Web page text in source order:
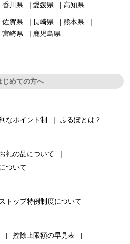
香川県 愛媛県 高知県
佐賀県 長崎県
熊本県
宮崎県 鹿児島県
じめての方へ
なポイント制 ふるぽとは？
お礼の品について
ついて
トップ特例制度について
控除上限額の早見表